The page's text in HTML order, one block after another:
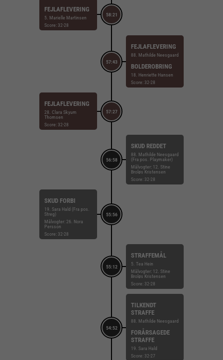
58:21
FEJLAFLEVERING
5. Marielle Martinsen
Score: 32-28
57:43
FEJLAFLEVERING
88. Mathilde Neesgaard
BOLDEROBRING
18. Henriette Hansen
Score: 32-28
57:27
FEJLAFLEVERING
28. Clara Skyum
Thomsen
Score: 32-28
56:58
SKUD REDDET
88. Mathilde Neesgaard
(Fra pos. Playmaker)
Målvogter: 12. Stine
Broløs Kristensen
Score: 32-28
55:56
SKUD FORBI
19. Sara Hald (Fra pos.
Streg)
Målvogter: 26. Nora
Persson
Score: 32-28
55:12
STRAFFEMÅL
5. Tea Hein
Målvogter: 12. Stine
Broløs Kristensen
Score: 32-28
54:52
TILKENDT
STRAFFE
88. Mathilde Neesgaard
FORÅRSAGEDE
STRAFFE
19. Sara Hald
Score: 32-27